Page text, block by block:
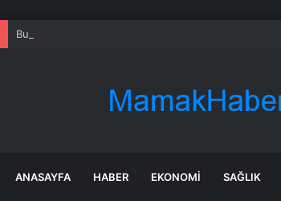
Buca’da 4 Çocuk, Adamı Darp Etti
ANASAYFA HABER EKONOMI SAĞLIK